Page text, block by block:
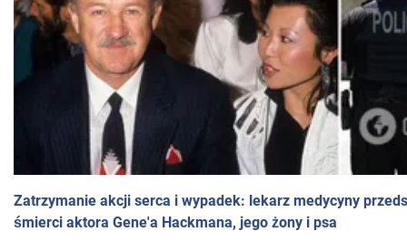
Zatrzymanie akcji serca i wypadek: lekarz medycyny
śmierci aktora Gene'a Hackmana, jego żony i psa